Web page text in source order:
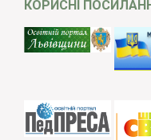
КОРИСНІ